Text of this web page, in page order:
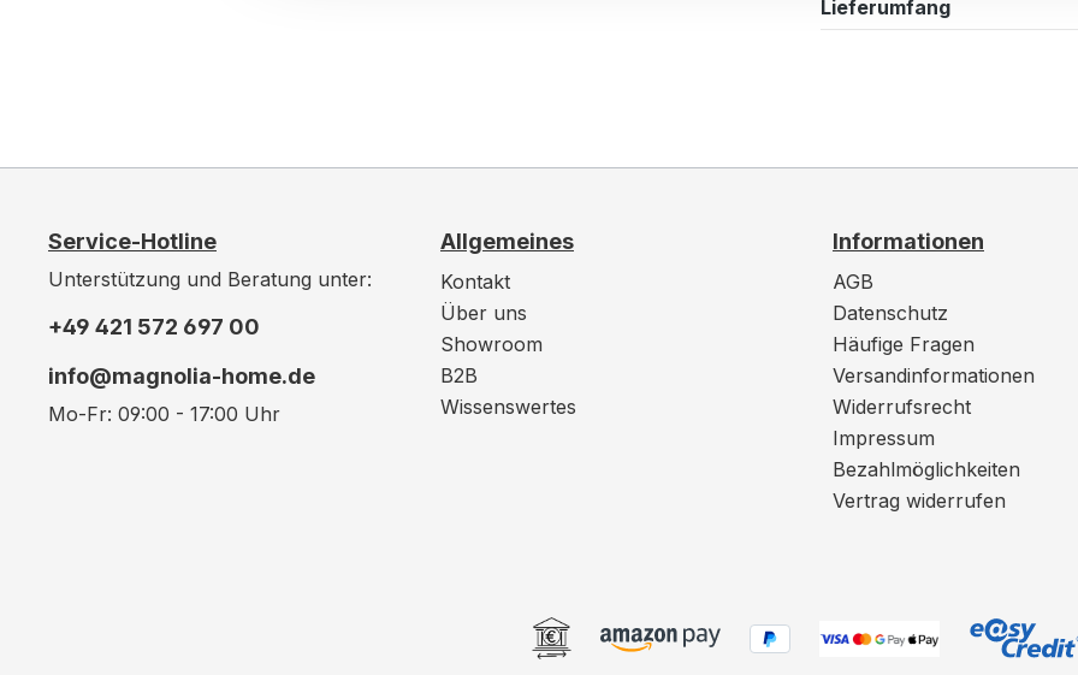
Lieferumfang
Service-Hotline
Unterstützung und Beratung unter:
+49 421 572 697 00
info@magnolia-home.de
Mo-Fr: 09:00 - 17:00 Uhr
Allgemeines
Kontakt
Über uns
Showroom
B2B
Wissenswertes
Informationen
AGB
Datenschutz
Häufige Fragen
Versandinformationen
Widerrufsrecht
Impressum
Bezahlmöglichkeiten
Vertrag widerrufen